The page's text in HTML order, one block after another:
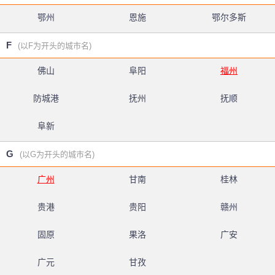
鄂州 恩施 鄂尔多斯
F (以F为开头的城市名)
佛山 阜阳 福州
防城港 抚州 抚顺
阜新
G (以G为开头的城市名)
广州 甘南 桂林
贵港 贵阳 赣州
固原 果洛 广安
广元 甘孜